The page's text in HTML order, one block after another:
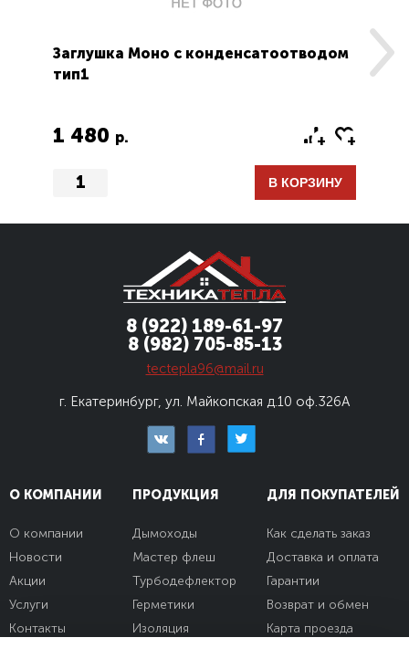
Заглушка Моно с конденсатоотводом
тип1
1 480 р.
В КОРЗИНУ
О КОМПАНИИ
О компании
Новости
Акции
Услуги
Контакты
ПРОДУКЦИЯ
Дымоходы
Мастер флеш
Турбодефлектор
Герметики
Изоляция
ДЛЯ ПОКУПАТЕЛЕЙ
Как сделать заказ
Доставка и оплата
Гарантии
Возврат и обмен
Карта проезда
8 (922) 189-61-97
8 (982) 705-85-13
tectepla96@mail.ru
г. Екатеринбург, ул. Майкопская д.10 оф.326А